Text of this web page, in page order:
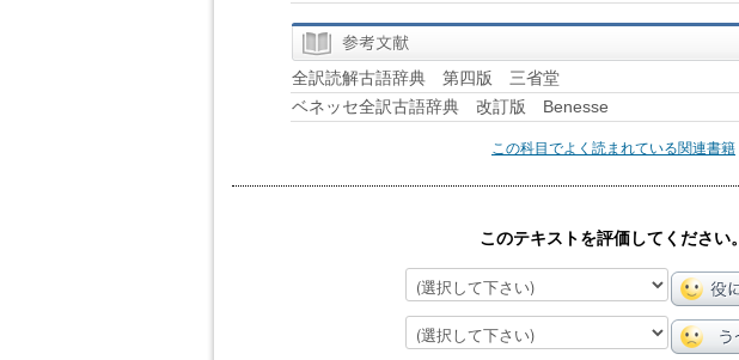
全訳読解古語辞典 第四版 三省堂
ベネッセ全訳古語辞典 改訂版 Benesse
この科目でよく読まれている関連書籍
このテキストを評価してください。